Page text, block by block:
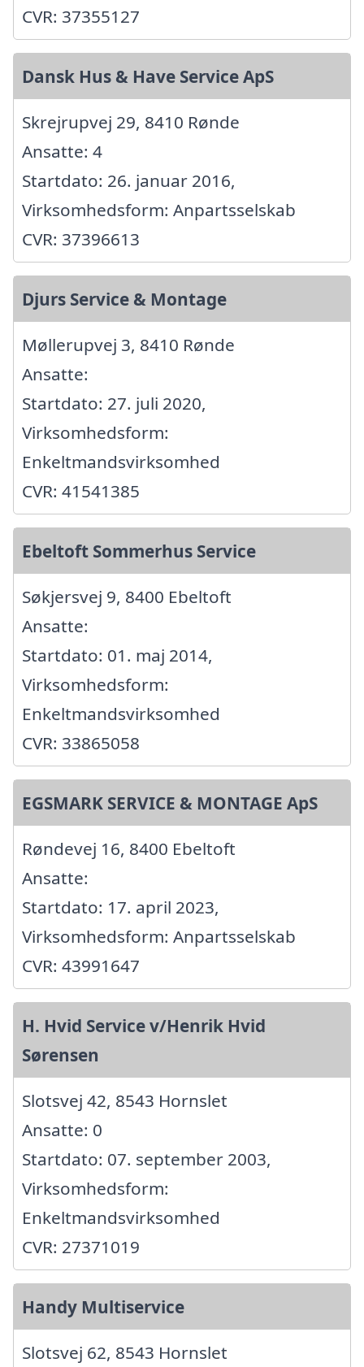
CVR: 37355127
Dansk Hus & Have Service ApS
Skrejrupvej 29, 8410 Rønde
Ansatte: 4
Startdato: 26. januar 2016,
Virksomhedsform: Anpartsselskab
CVR: 37396613
Djurs Service & Montage
Møllerupvej 3, 8410 Rønde
Ansatte:
Startdato: 27. juli 2020,
Virksomhedsform:
Enkeltmandsvirksomhed
CVR: 41541385
Ebeltoft Sommerhus Service
Søkjersvej 9, 8400 Ebeltoft
Ansatte:
Startdato: 01. maj 2014,
Virksomhedsform:
Enkeltmandsvirksomhed
CVR: 33865058
EGSMARK SERVICE & MONTAGE ApS
Røndevej 16, 8400 Ebeltoft
Ansatte:
Startdato: 17. april 2023,
Virksomhedsform: Anpartsselskab
CVR: 43991647
H. Hvid Service v/Henrik Hvid
Sørensen
Slotsvej 42, 8543 Hornslet
Ansatte: 0
Startdato: 07. september 2003,
Virksomhedsform:
Enkeltmandsvirksomhed
CVR: 27371019
Handy Multiservice
Slotsvej 62, 8543 Hornslet